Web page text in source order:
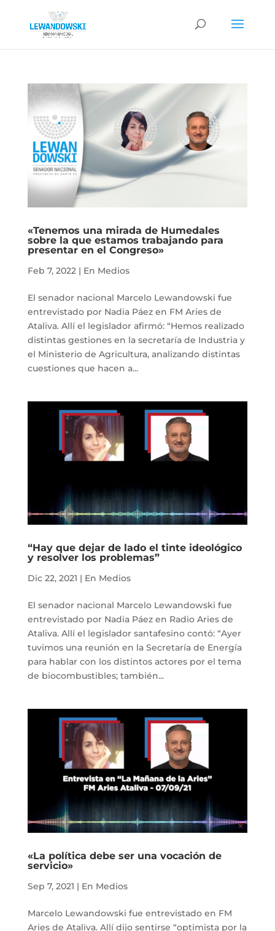
«Tenemos una mirada de Humedales
sobre la que estamos trabajando para
presentar en el Congreso»
Feb 7, 2022 | En Medios
El senador nacional Marcelo Lewandowski fue
entrevistado por Nadia Páez en FM Aries de
Ataliva. Allí el legislador afirmó: “Hemos realizado
distintas gestiones en la secretaría de Industria y
el Ministerio de Agricultura, analizando distintas
cuestiones que hacen a...
“Hay que dejar de lado el tinte ideológico
y resolver los problemas”
Dic 22, 2021 | En Medios
El senador nacional Marcelo Lewandowski fue
entrevistado por Nadia Páez en Radio Aries de
Ataliva. Allí el legislador santafesino contó: “Ayer
tuvimos una reunión en la Secretaría de Energía
para hablar con los distintos actores por el tema
de biocombustibles; también...
«La política debe ser una vocación de
servicio»
Sep 7, 2021 | En Medios
Marcelo Lewandowski fue entrevistado en FM
Aries de Ataliva. Allí dijo sentirse “optimista por la